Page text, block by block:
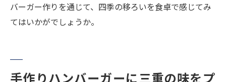
バーガー作りを通じて、四季の移ろいを食卓で感じてみ
てはいかがでしょうか。
手作りハンバーガーに三重の味をプ